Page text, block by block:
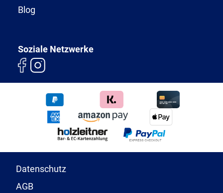
Blog
Soziale Netzwerke
Datenschutz
AGB